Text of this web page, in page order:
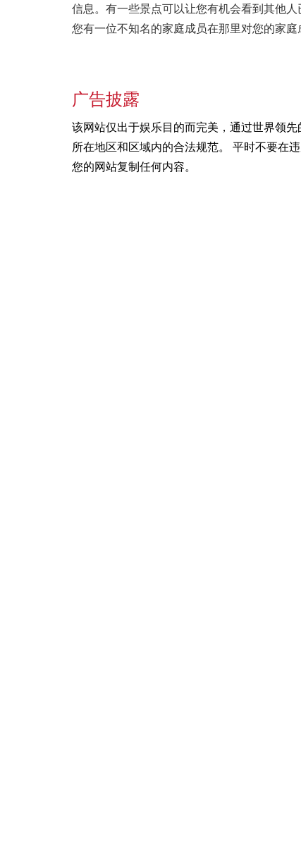
信息。有一些景点可以让您有机会看到其他
您有一位不知名的家庭成员在那里对您的家庭
广告披露
该网站仅出于娱乐目的而完美，通过世界领
所在地区和区域内的合法规范。 平时不要在
您的网站复制任何内容。